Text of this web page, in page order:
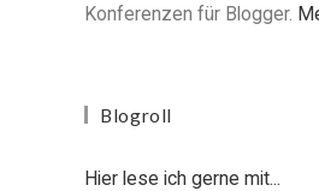
Konferenzen für Blogger.
Blogroll
Hier lese ich gerne mit...